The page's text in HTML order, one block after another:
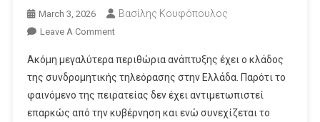
March 3, 2026 Βασίλης Κουφόπουλος
Leave A CommentOn
Η
Cosmote
TV
Σε
Ακόμη μεγαλύτερα περιθώρια ανάπτυξης έχει ο κλάδος
της συνδρομητικής τηλεόρασης στην Ελλάδα. Παρότι το
φαινόμενο της πειρατείας δεν έχει αντιμετωπιστεί
επαρκώς από την κυβέρνηση και ενώ συνεχίζεται το